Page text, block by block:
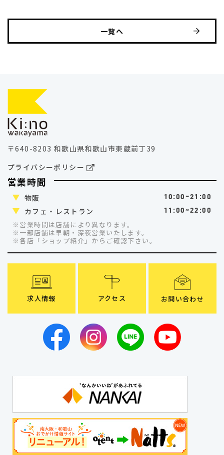
一覧へ
〒640-8203 和歌山県和歌山市東蔵前丁39
プライバシーポリシー
営業時間
物販 10:00~21:00
カフェ・レストラン 11:00~22:00
※営業時間は店舗により異なります。
※一部店舗は早朝・深夜営業いたします。
※各店「ショップ紹介」 からご確認下さい。
求人情報 アクセス お問い合わせ